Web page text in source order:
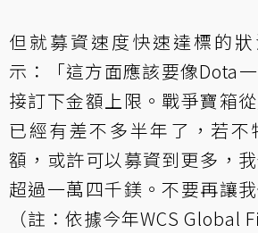
但就募資速度快速達標的
示：「這方面應該要像Dota
接訂下金額上限。戰爭寶箱
已經有差不多半年了，若不
額，或許可以募資到更多，
超過一萬四千鎂。不要再讓我
（註：依據今年WCS Global